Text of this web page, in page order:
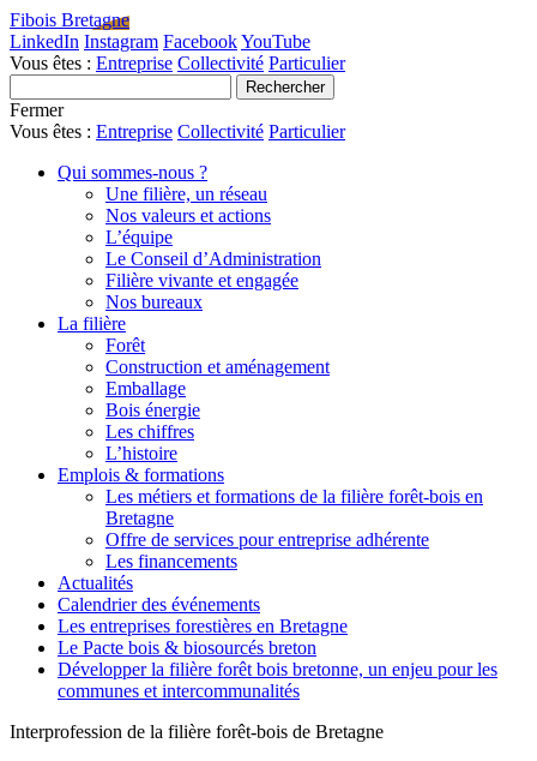
Fibois Bretagne
LinkedIn Instagram FacebookYouTube
Vous êtes : Entreprise Collectivité Particulier
Fermer
Vous êtes : Entreprise Collectivité Particulier
Qui sommes-nous ?
Une filière, un réseau
Nos valeurs et actions
L’équipe
Le Conseil d’Administration
Filière vivante et engagée
Nos bureaux
La filière
Forêt
Construction et aménagement
Emballage
Bois énergie
Les chiffres
L’histoire
Emplois & formations
Les métiers et formations de la filière forêt-bois en
Bretagne
Offre de services pour entreprise adhérente
Les financements
Actualités
Calendrier des événements
Les entreprises forestières en Bretagne
Le Pacte bois & biosourcés breton
Développer la filière forêt bois bretonne, un enjeu pour les
communes et intercommunalités
Interprofession de la filière forêt-bois de Bretagne